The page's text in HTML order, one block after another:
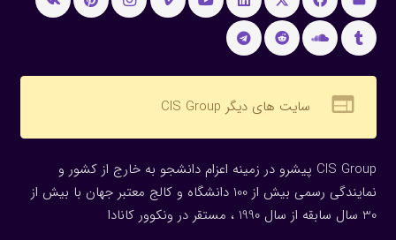
web سایت های دیگر CIS Group
CIS Group پیشرو در زمینه اعزام دانشجو به خارج از کشور و
نمایندگی رسمی بیش از 100 دانشگاه و کالج معتبر جهان با بیش از
30 سال سابقه از سال 1990 ، مستقر در ونکوور کانادا